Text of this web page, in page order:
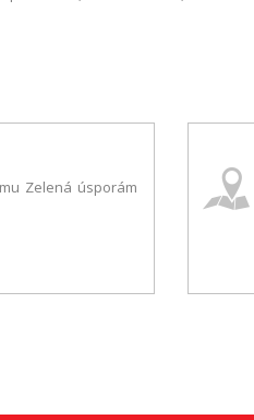
Zelená úsporám